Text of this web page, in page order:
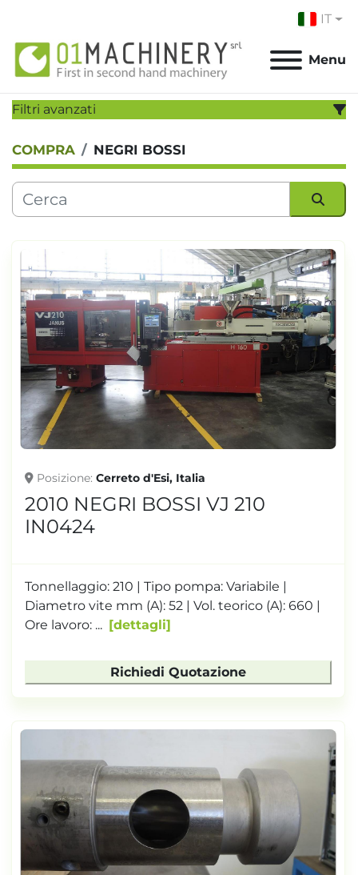
IT
Menu
Filtri avanzati
CATEGORIA:
PRODUTTORE:
ANNO
Applicare Cancella
TONNELLAGGIO
COMPRA NEGRI BOSSI
Posizione Cerreto d'Esi, Italia
2010 NEGRI BOSSI VJ 210
IN0424
Tonnellaggio: 210 | Tipo pompa: Variabile |
Diametro vite mm (A): 52 | Vol. teorico (A): 660 |
Ore lavoro: ...
dettagli
Richiedi Quotazione